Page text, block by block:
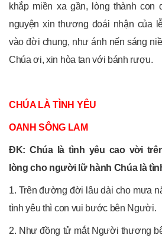
khắp miền xa gần, lòng thành con
nguyện xin thương đoái nhận của
vào đời chung, như ánh nến sáng
Chúa ơi, xin hòa tan với bánh rượu.
CHÚA LÀ TÌNH YÊU
OANH SÔNG LAM
ĐK: Chúa là tình yêu cao vời
lòng cho người lữ hành Chúa là
1. Trên đường đời lâu dài cho mưa
tình yêu thì con vui bước bên Người.
2. Như đồng tử mắt Người thương